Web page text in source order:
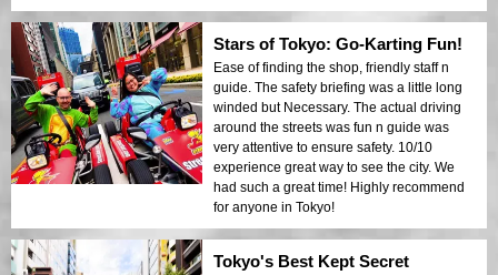
Stars of Tokyo: Go-Karting Fun!
Ease of finding the shop, friendly staff n
guide. The safety briefing was a little long
winded but Necessary. The actual driving
around the streets was fun n guide was
very attentive to ensure safety. 10/10
experience great way to see the city. We
had such a great time! Highly recommend
for anyone in Tokyo!
Tokyo's Best Kept Secret